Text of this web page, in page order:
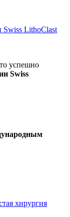
Swiss LithoClast
успешно
Swiss
хирургия